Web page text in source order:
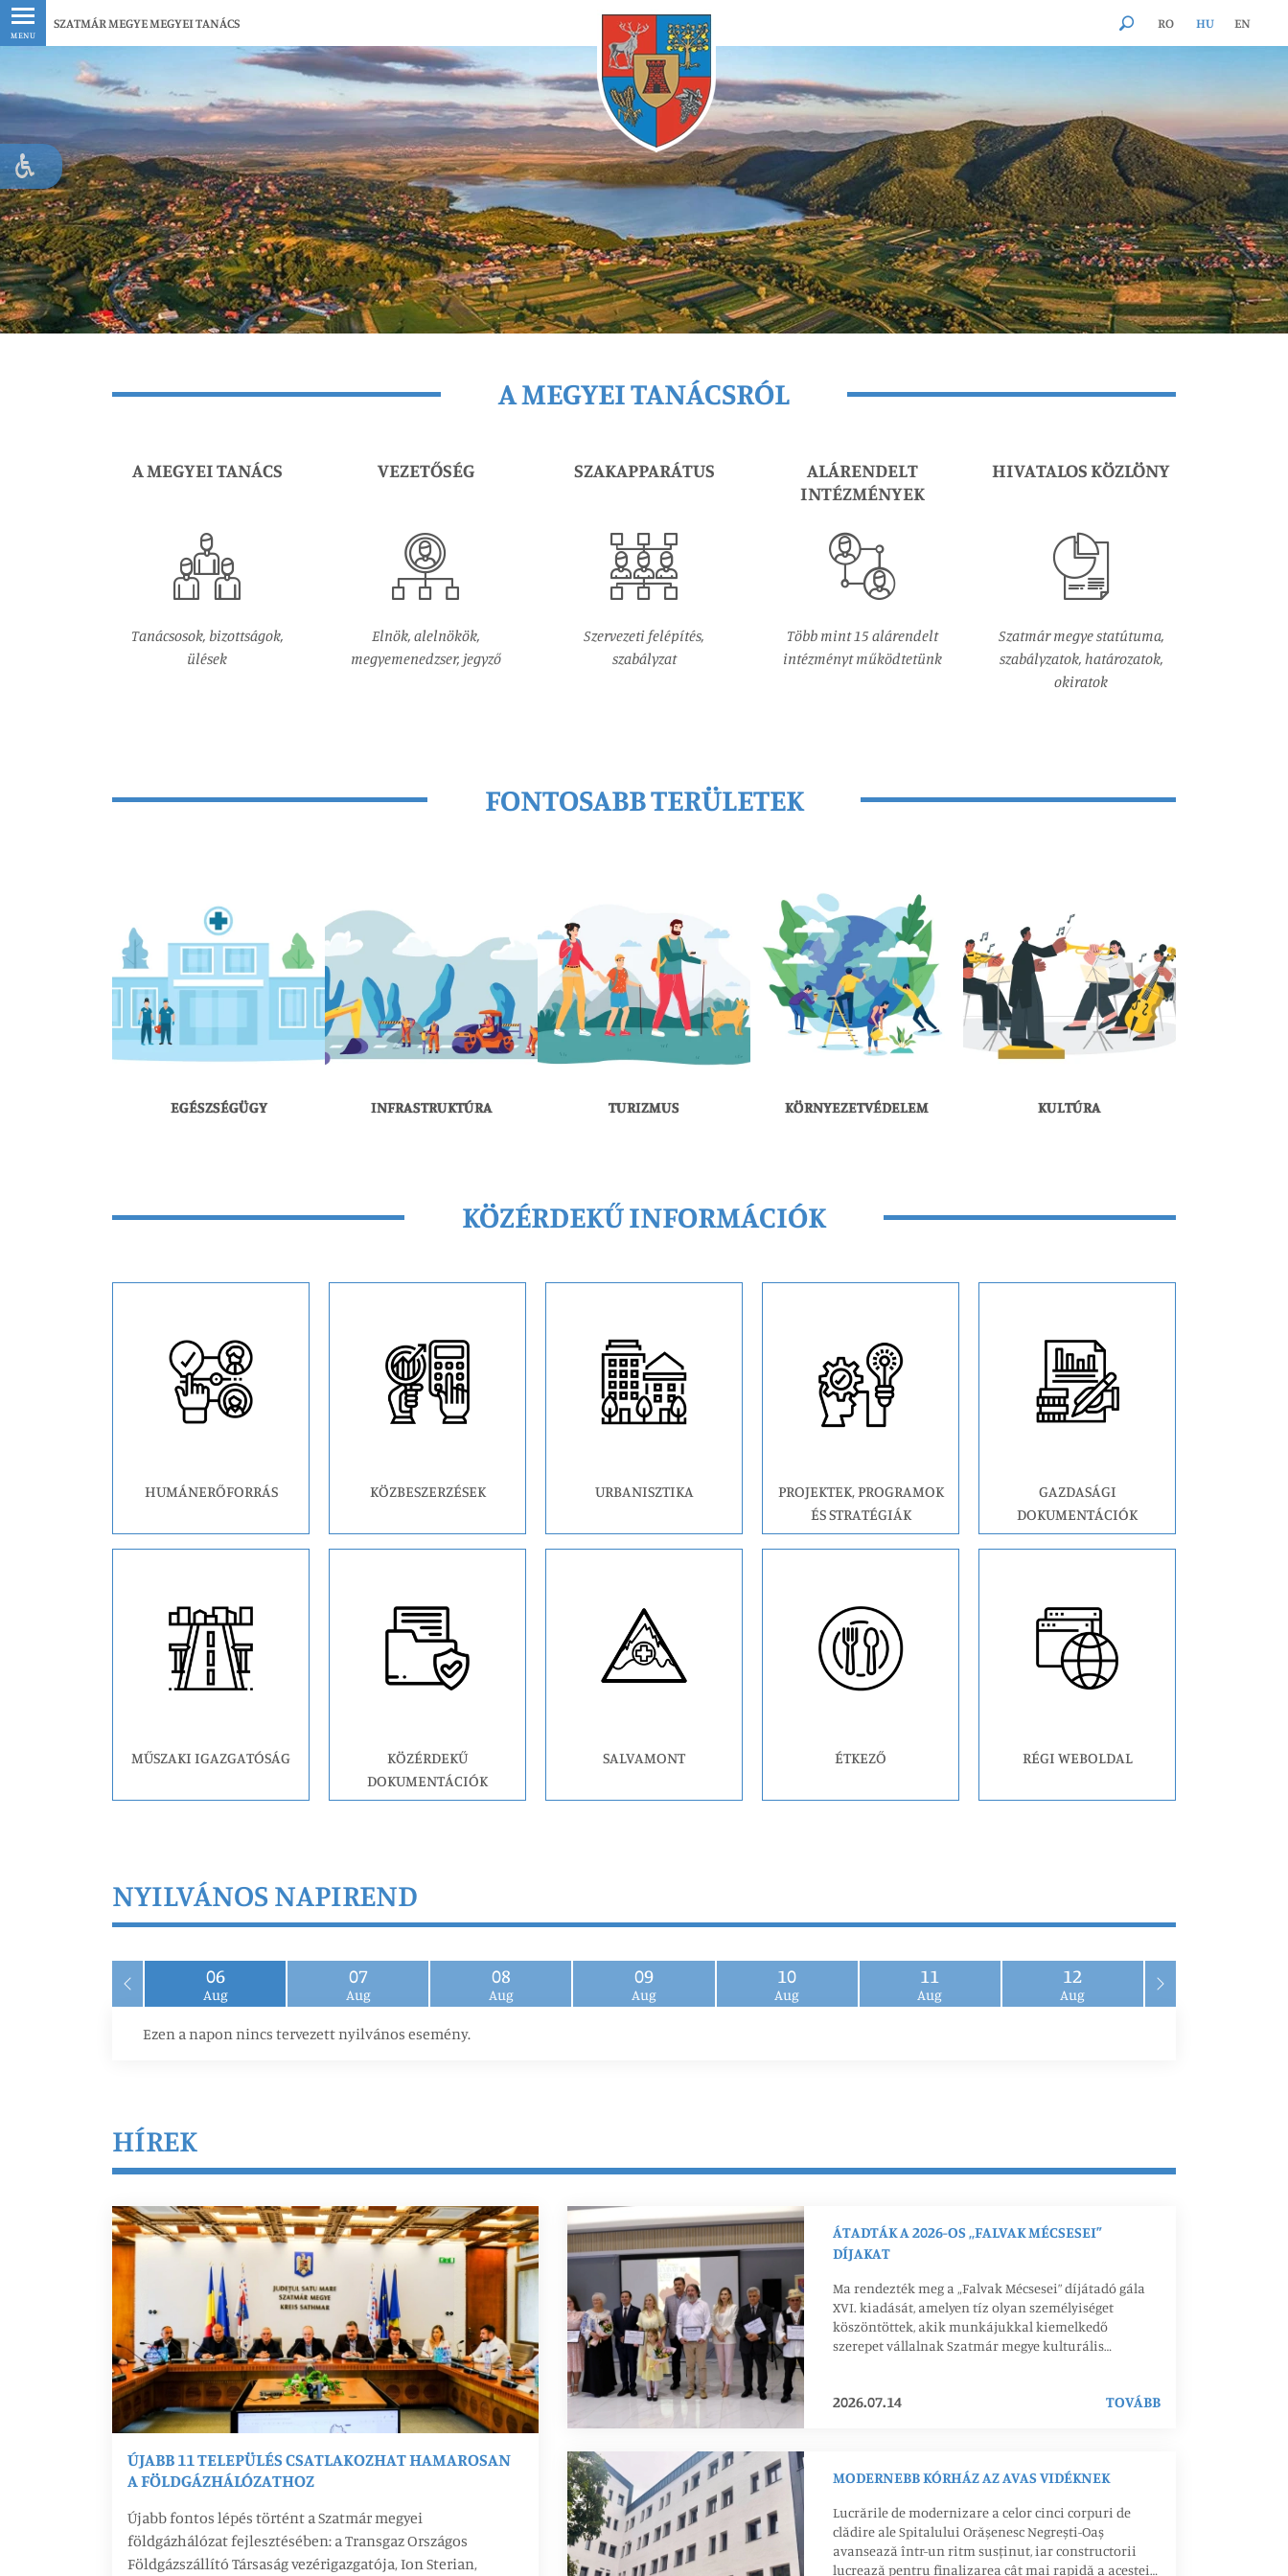
MENU
SZATMÁR MEGYE MEGYEI TANÁCS RO HU EN
A MEGYEI TANÁCSRÓL
A MEGYEI TANÁCS
Tanácsosok, bizottságok,
ülések
VEZETŐSÉG
Elnök, alelnökök,
megyemenedzser, jegyző
SZAKAPPARÁTUS
Szervezeti felépítés,
szabályzat
ALÁRENDELT
INTÉZMÉNYEK
Több mint 15 alárendelt
intézményt működtetünk
HIVATALOS KÖZLÖNY
Szatmár megye statútuma,
szabályzatok, határozatok,
okiratok
FONTOSABB TERÜLETEK
EGÉSZSÉGÜGY INFRASTRUKTÚRA TURIZMUS KÖRNYEZETVÉDELEM KULTÚRA
KÖZÉRDEKŰ INFORMÁCIÓK
HUMÁNERŐFORRÁS KÖZBESZERZÉSEK URBANISZTIKA
PROJEKTEK, PROGRAMOK
ÉS STRATÉGIÁK
GAZDASÁGI
DOKUMENTÁCIÓK
MŰSZAKI IGAZGATÓSÁG
KÖZÉRDEKŰ
DOKUMENTÁCIÓK
SALVAMONT ÉTKEZŐ RÉGI WEBOLDAL
NYILVÁNOS NAPIREND
06
Aug
07
Aug
08
Aug
09
Aug
10
Aug
11
Aug
12
Aug
Ezen a napon nincs tervezett nyilvános esemény.
HÍREK
ÚJABB 11 TELEPÜLÉS CSATLAKOZHAT HAMAROSAN
A FÖLDGÁZHÁLÓZATHOZ
Újabb fontos lépés történt a Szatmár megyei
földgázhálózat fejlesztésében: a Transgaz Országos
Földgázszállító Társaság vezérigazgatója, Ion Sterian,
ÁTADTÁK A 2026-OS „FALVAK MÉCSESEI”
DÍJAKAT
Ma rendezték meg a „Falvak Mécsesei” díjátadó gála
XVI. kiadását, amelyen tíz olyan személyiséget
köszöntöttek, akik munkájukkal kiemelkedő
szerepet vállalnak Szatmár megye kulturális
2026.07.14 TOVÁBB
MODERNEBB KÓRHÁZ AZ AVAS VIDÉKNEK
Lucrările de modernizare a celor cinci corpuri de
clădire ale Spitalului Orășenesc Negrești-Oaș
avansează într-un ritm susținut, iar constructorii
lucrează pentru finalizarea cât mai rapidă a acestei